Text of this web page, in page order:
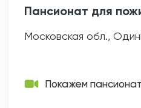
Пансионат для
Московская обл.,
Покажем